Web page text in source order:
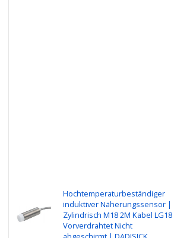
Hochtemperaturbeständiger
induktiver Näherungssensor |
Zylindrisch M18 2M Kabel LG18
Vorverdrahtet Nicht